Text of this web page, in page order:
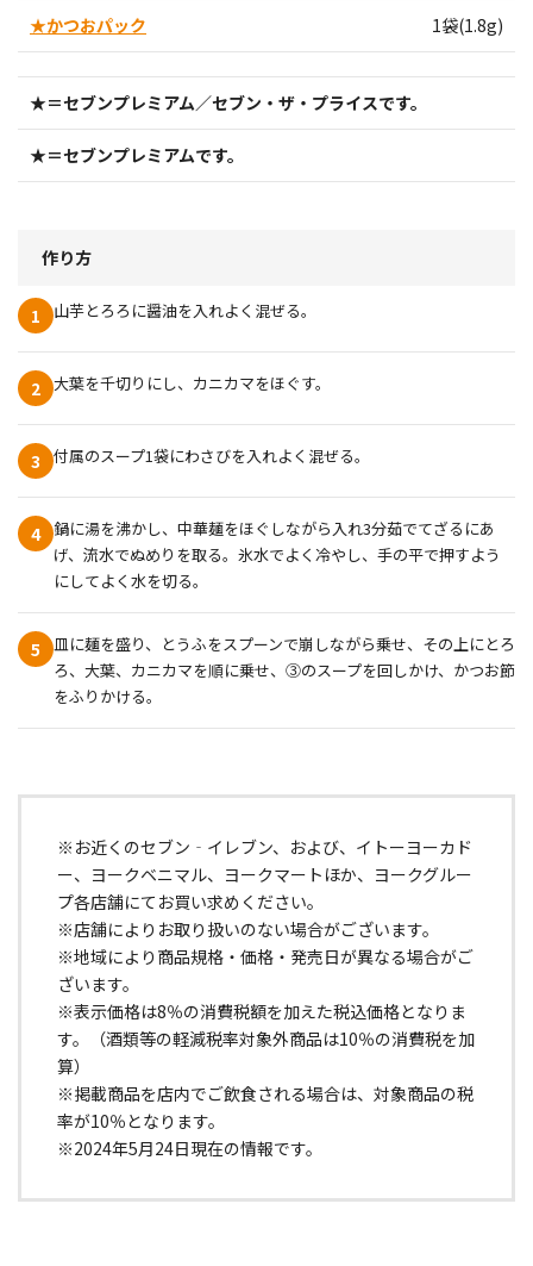
★かつおパック 1袋(1.8g)
★＝セブンプレミアム／セブン・ザ・プライスです。
★＝セブンプレミアムです。
作り方
1 山芋とろろに醤油を入れよく混ぜる。
2 大葉を千切りにし、カニカマをほぐす。
3 付属のスープ1袋にわさびを入れよく混ぜる。
4 鍋に湯を沸かし、中華麺をほぐしながら入れ3分茹でてざるにあ
げ、流水でぬめりを取る。氷水でよく冷やし、手の平で押すよう
にしてよく水を切る。
5
皿に麺を盛り、とうふをスプーンで崩しながら乗せ、その上にとろ
ろ、大葉、カニカマを順に乗せ、③のスープを回しかけ、かつお節
をふりかける。
※お近くのセブン‐イレブン、および、イトーヨーカド
ー、ヨークベニマル、ヨークマートほか、ヨークグルー
プ各店舗にてお買い求めください。
※店舗によりお取り扱いのない場合がございます。
※地域により商品規格・価格・発売日が異なる場合がご
ざいます。
※表示価格は8％の消費税額を加えた税込価格となりま
す。（酒類等の軽減税率対象外商品は10％の消費税を加
算）
※掲載商品を店内でご飲食される場合は、対象商品の税
率が10％となります。
※2024年5月24日現在の情報です。